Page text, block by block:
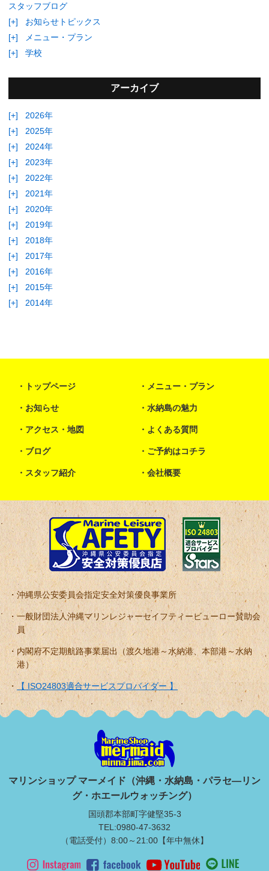
スタッフブログ
[+]
お知らせトピックス
[+]
メニュー・プラン
[+]
学校
アーカイブ
[+]
2026年
[+]
2025年
[+]
2024年
[+]
2023年
[+]
2022年
[+]
2021年
[+]
2020年
[+]
2019年
[+]
2018年
[+]
2017年
[+]
2016年
[+]
2015年
[+]
2014年
トップページ メニュー・プラン
お知らせ 水納島の魅力
アクセス・地図 よくある質問
ブログ ご予約はコチラ
スタッフ紹介 会社概要
沖縄県公安委員会指定安全対策優良事業所
一般財団法人沖縄マリンレジャーセイフティービューロー賛助会
員
内閣府不定期航路事業届出（渡久地港～水納港、本部港～水納
港）
【 ISO24803適合サービスプロバイダー 】
マリンショップ マーメイド（沖縄・水納島・パラセ―リン
グ・ホエールウォッチング）
国頭郡本部町字健堅35-3
TEL:0980-47-3632
（電話受付）8:00～21:00【年中無休】